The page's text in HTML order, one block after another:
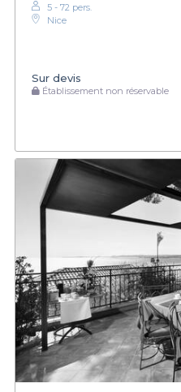
5 - 72 pers.
Nice
Sur devis
Établissement non réservable